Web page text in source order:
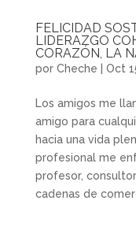
FELICIDAD
LIDERAZGO
CORAZÓN, LA
por Cheche Oct
Los amigos me
amigo para
hacia una vida
profesional me
profesor,
cadenas de